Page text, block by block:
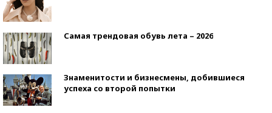
Самая трендовая обувь лета – 2026
Знаменитости и бизнесмены, добившиеся
успеха со второй попытки